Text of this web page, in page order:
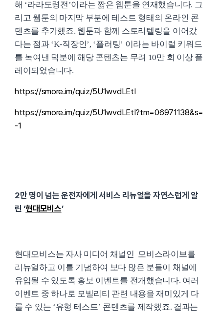
해 ‘라라도령전’이라는 짧은 웹툰을 연재했습니다. 그
리고 웹툰의 마지막 부분에 테스트 형태의 온라인 콘
텐츠를 추가했죠. 웹툰과 함께 스토리텔링을 이어갔
다는 점과 ‘K-직장인’, ‘플러팅’ 이라는 바이럴 키워드
를 녹여낸 덕분에 해당 콘텐츠는 무려 10만 회 이상 플
레이되었습니다.
https://smore.im/quiz/5U1wvdLEtI
https://smore.im/quiz/5U1wvdLEtI?tm=06971138&s=
-1
2만 명이 넘는 운전자에게 서비스 리뉴얼을 자연스럽게 알
린 ‘현대모비스’
현대모비스는 자사 미디어 채널인 모비스라이브를
리뉴얼하고 이를 기념하여 보다 많은 분들이 채널에
유입될 수 있도록 홍보 이벤트를 전개했습니다. 여러
이벤트 중 하나로 모빌리티 관련 내용을 재미있게 다
룰 수 있는 ‘유형 테스트’ 콘텐츠를 제작했죠. 결과는